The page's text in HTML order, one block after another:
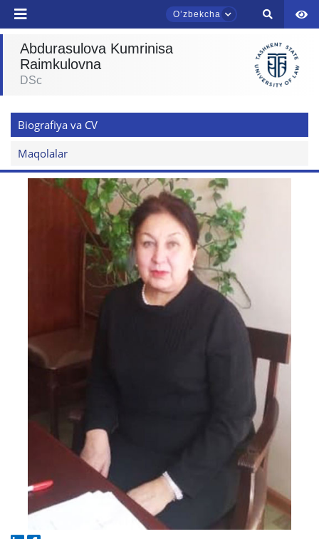
Oʼzbekcha
Abdurasulova Kumrinisa
Raimkulovna
DSc
Biografiya va CV
Maqolalar
Assalomu alaykum! TDYU qabul murojaatlari
Qabul bo'yicha murojaatlaringizni ushbu
chatda qoldiring.
Mavzuni tanlang — keyin shu mavzudagi aniq
savollar chiqadi:
1. Hujjatlar (bakalavr) (5) 2. Hujjatlar (magistr) (4)
4. Suhbat (magistr) (5)